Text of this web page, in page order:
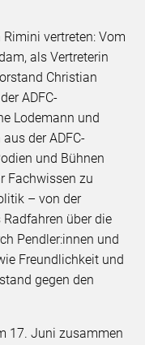
Rimini vertreten: Vom
als Vertreterin
Christian
ADFC-
Lodemann und
der ADFC-
und Bühnen
Fachwissen zu
– von der
über die
Pendler:innen und
Freundlichkeit und
gegen den
17. Juni zusammen